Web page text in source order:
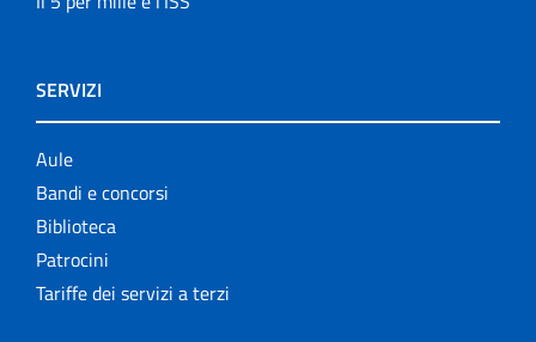
SERVIZI
Aule
Bandi e concorsi
Biblioteca
Patrocini
Tariffe dei servizi a terzi